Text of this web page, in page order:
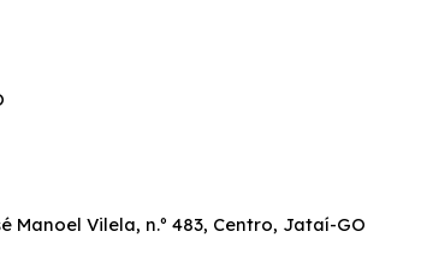
Manoel Vilela, n.º 483, Centro, Jataí-GO